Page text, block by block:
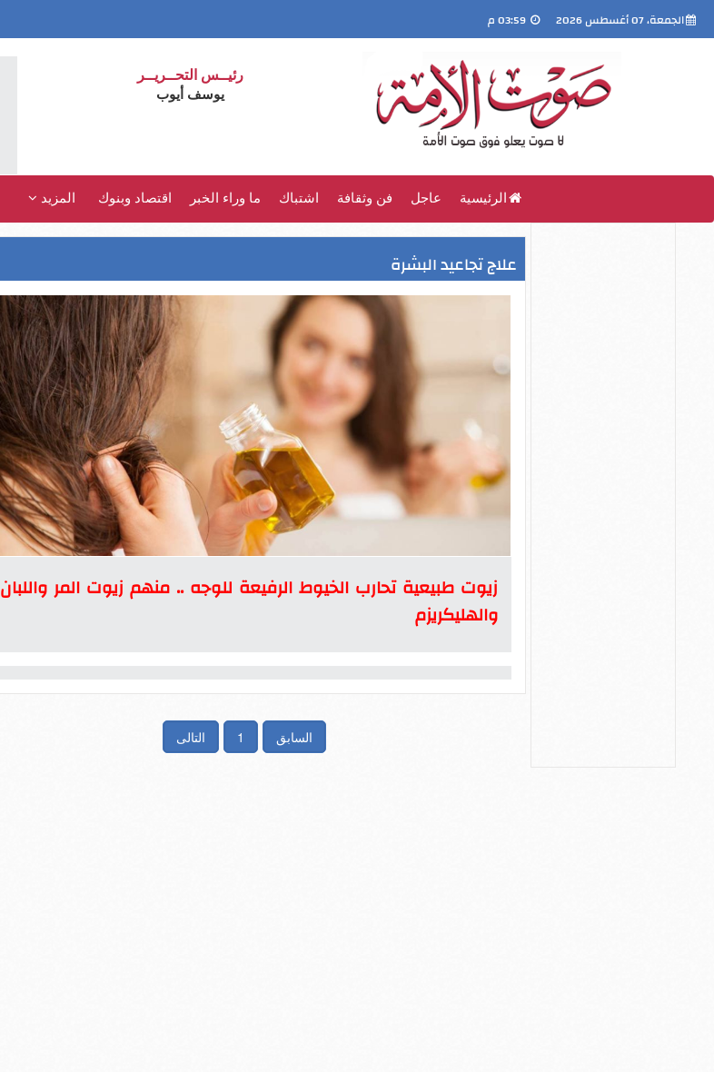
الجمعة، 07 أغسطس 2026
رئيــس التحــريــر
يوسف أيوب
الرئيسية عاجل فن وثقافة اشتباك ما وراء الخبر اقتصاد وبنوك المزيد
علاج تجاعيد البشرة
زيوت طبيعية تحارب الخيوط الرفيعة للوجه .. منهم زيوت المر واللبان
والهليكريزم
السابق 1 التالى